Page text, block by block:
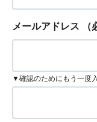
メールアドレス （
▼確認のためにもう一度